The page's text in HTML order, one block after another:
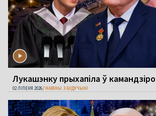
Лукашэнку прыхапіла ў
02 ЛІПЕНЯ 2026 НАВІНЫ З БУДУЧЫНІ